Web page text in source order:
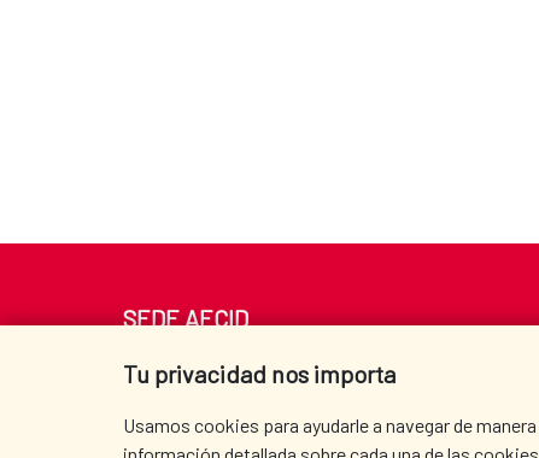
Tu privacidad nos importa
Usamos cookies para ayudarle a navegar de
SEDE AECID
Av. Reyes Católicos 4 - 28040 Madrid
Tel. +34 900 20 30 54​​​​​​​
centro.informacion@aecid.es